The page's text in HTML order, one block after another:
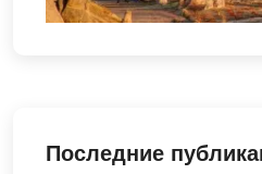
Последние